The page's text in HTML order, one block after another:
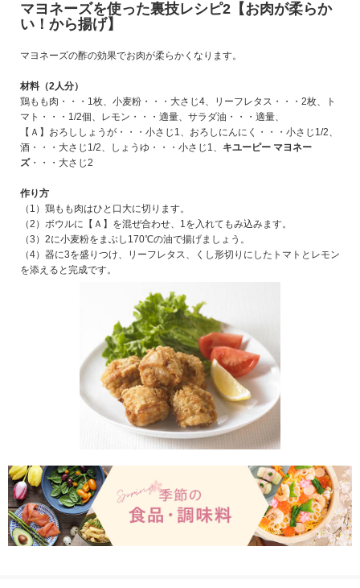
マヨネーズを使った裏技レシピ2【お肉が柔らか
い！から揚げ】
マヨネーズの酢の効果でお肉が柔らかくなります。
材料（2人分）
鶏もも肉・・・1枚、小麦粉・・・大さじ4、リーフレタス・・・2枚、ト
マト・・・1/2個、レモン・・・適量、サラダ油・・・適量、
【Ａ】おろししょうが・・・小さじ1、おろしにんにく・・・小さじ1/2、
酒・・・大さじ1/2、しょうゆ・・・小さじ1、 キユーピー マヨネー
ズ・・・大さじ2
作り方
（1）鶏もも肉はひと口大に切ります。
（2）ボウルに【Ａ】を混ぜ合わせ、1を入れてもみ込みます。
（3）2に小麦粉をまぶし170℃の油で揚げましょう。
（4）器に3を盛りつけ、リーフレタス、くし形切りにしたトマトとレモン
を添えると完成です。